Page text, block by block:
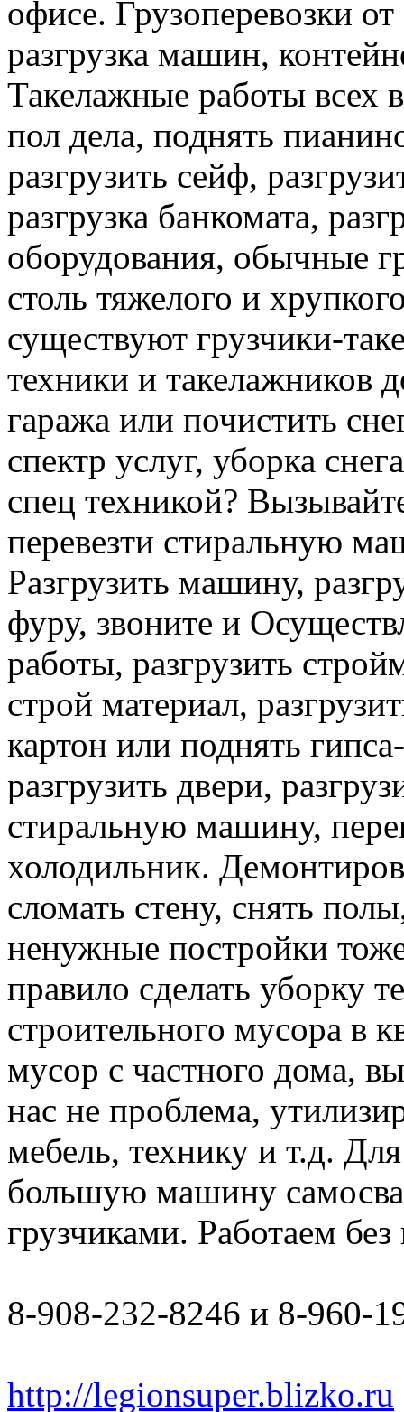
офисе. Грузоперевозки
разгрузка машин,
Такелажные работы всех
пол дела, поднять
разгрузить сейф,
разгрузка банкомата,
оборудования, обычные
столь тяжелого и
существуют грузчики-
техники и такелажников
гаража или почистить
спектр услуг, уборка
спец техникой?
перевезти стиральную
Разгрузить машину,
фуру, звоните и
работы, разгрузить
строй материал,
картон или поднять
разгрузить двери,
стиральную машину,
холодильник.
сломать стену, снять
ненужные постройки
правило сделать уборку
строительного мусора в
мусор с частного дома,
нас не проблема,
мебель, технику и т.д.
большую машину
грузчиками. Работаем
8-908-232-8246 и 8-960-
http://legionsuper.blizko.ru